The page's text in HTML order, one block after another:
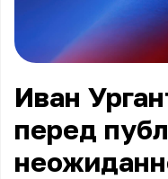
Иван
перед